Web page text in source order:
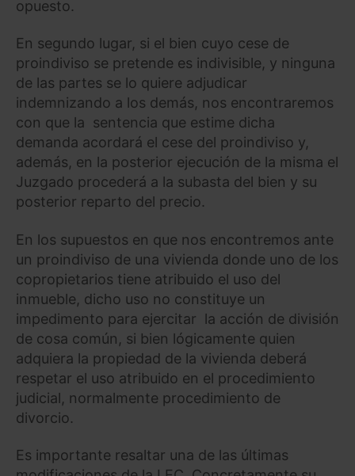
opuesto.
En segundo lugar, si el bien cuyo cese de
proindiviso se pretende es indivisible, y ninguna
de las partes se lo quiere adjudicar
indemnizando a los demás, nos encontraremos
con que la sentencia que estime dicha
demanda acordará el cese del proindiviso y,
además, en la posterior ejecución de la misma el
Juzgado procederá a la subasta del bien y su
posterior reparto del precio.
En los supuestos en que nos encontremos ante
un proindiviso de una vivienda donde uno de los
copropietarios tiene atribuido el uso del
inmueble, dicho uso no constituye un
impedimento para ejercitar la acción de división
de cosa común, si bien lógicamente quien
adquiera la propiedad de la vivienda deberá
respetar el uso atribuido en el procedimiento
judicial, normalmente procedimiento de
divorcio.
Es importante resaltar una de las últimas